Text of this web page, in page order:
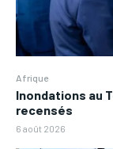
Afrique
Inondations au
recensés
6 août 2026